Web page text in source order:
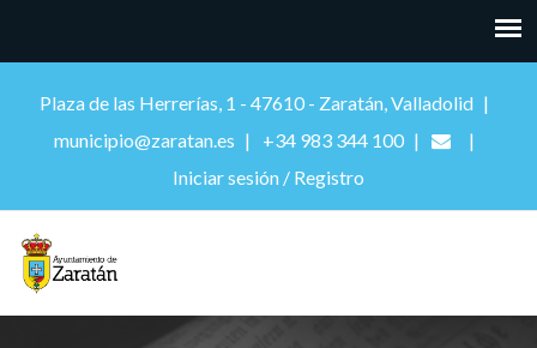
Plaza de las Herrerías, 1 - 47610 - Zaratán, Valladolid
municipio@zaratan.es
+34 983 344 100
Iniciar sesión / Registro